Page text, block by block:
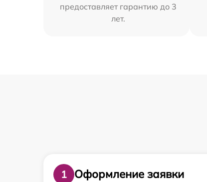
предоставляет гарантию до 3
лет.
1
Оформление заявки